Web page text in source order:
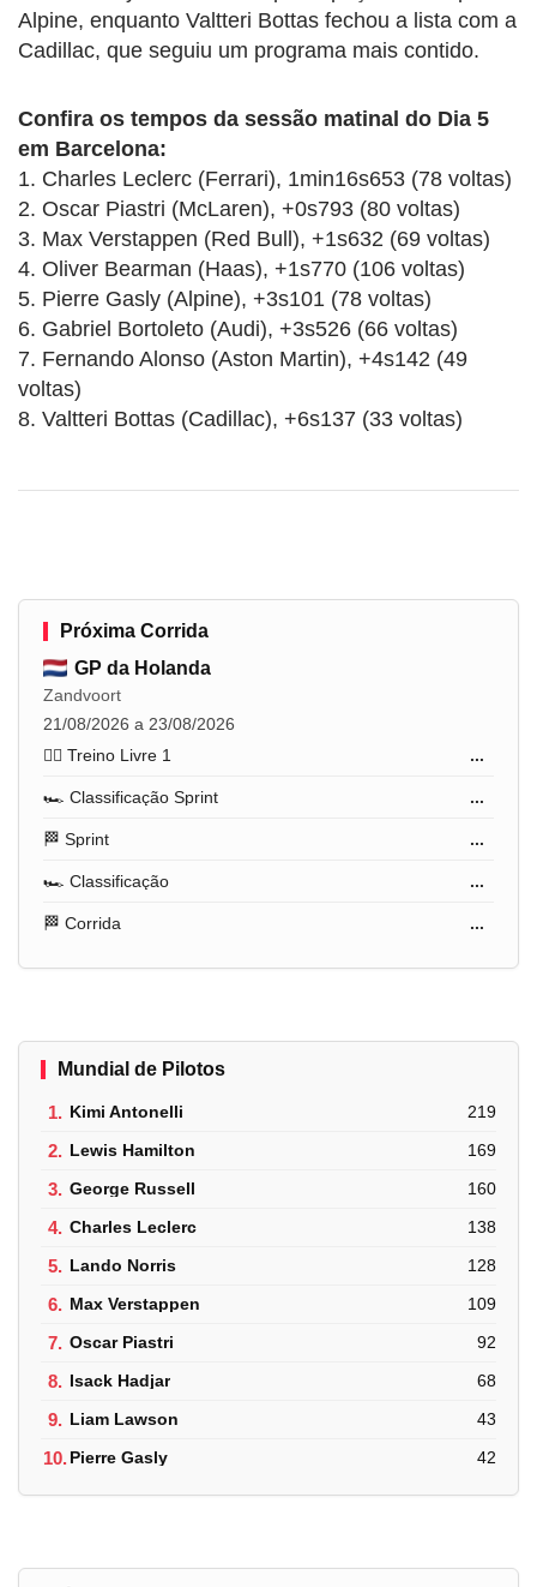
Alpine, enquanto Valtteri Bottas fechou a lista com a
Cadillac, que seguiu um programa mais contido.
Confira os tempos da sessão matinal do Dia 5
em Barcelona:
1. Charles Leclerc (Ferrari), 1min16s653 (78 voltas)
2. Oscar Piastri (McLaren), +0s793 (80 voltas)
3. Max Verstappen (Red Bull), +1s632 (69 voltas)
4. Oliver Bearman (Haas), +1s770 (106 voltas)
5. Pierre Gasly (Alpine), +3s101 (78 voltas)
6. Gabriel Bortoleto (Audi), +3s526 (66 voltas)
7. Fernando Alonso (Aston Martin), +4s142 (49
voltas)
8. Valtteri Bottas (Cadillac), +6s137 (33 voltas)
Próxima Corrida
GP da Holanda
Zandvoort
21/08/2026 a 23/08/2026
🏋️‍♂️ Treino Livre 1
...
🏎️ Classificação Sprint ...
🏁 Sprint ...
🏎️ Classificação ...
🏁 Corrida ...
Mundial de Pilotos
1. Kimi Antonelli 219
2. Lewis Hamilton 169
3. George Russell 160
4. Charles Leclerc 138
5. Lando Norris 128
6. Max Verstappen 109
7. Oscar Piastri 92
8. Isack Hadjar 68
9. Liam Lawson 43
10.Pierre Gasly 42